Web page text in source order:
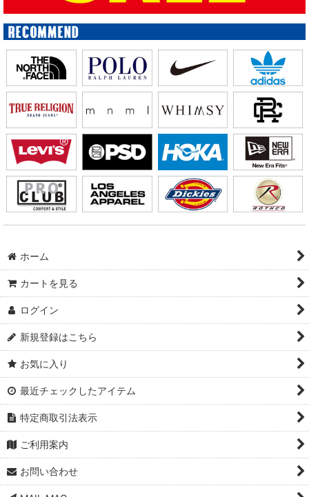
ホーム
カートを見る
ログイン
新規登録はこちら
お気に入り
最近チェックしたアイテム
特定商取引法表示
ご利用案内
お問い合わせ